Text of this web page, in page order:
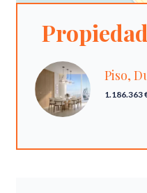
Piso,
1.186.363